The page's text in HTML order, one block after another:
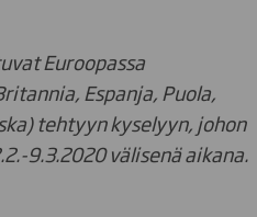
Euroopassa
Espanja, Puola,
tehtyyn kyselyyn, johon
9.3.2020 välisenä aikana.